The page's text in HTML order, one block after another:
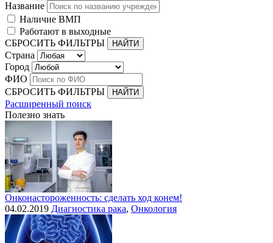
Название
Наличие ВМП
Работают в выходные
СБРОСИТЬ ФИЛЬТРЫ
Страна
Город
ФИО
СБРОСИТЬ ФИЛЬТРЫ
Расширенный поиск
Полезно знать
Онконастороженность: сделать ход конем!
04.02.2019 Диагностика рака, Онкология